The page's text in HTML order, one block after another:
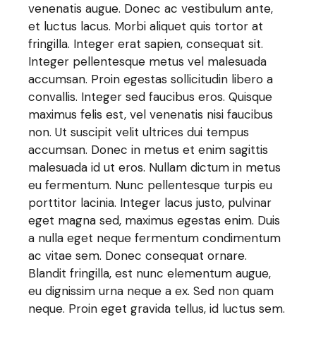
venenatis augue. Donec ac vestibulum ante,
et luctus lacus. Morbi aliquet quis tortor at
fringilla. Integer erat sapien, consequat sit.
Integer pellentesque metus vel malesuada
accumsan. Proin egestas sollicitudin libero a
convallis. Integer sed faucibus eros. Quisque
maximus felis est, vel venenatis nisi faucibus
non. Ut suscipit velit ultrices dui tempus
accumsan. Donec in metus et enim sagittis
malesuada id ut eros. Nullam dictum in metus
eu fermentum. Nunc pellentesque turpis eu
porttitor lacinia. Integer lacus justo, pulvinar
eget magna sed, maximus egestas enim. Duis
a nulla eget neque fermentum condimentum
ac vitae sem. Donec consequat ornare.
Blandit fringilla, est nunc elementum augue,
eu dignissim urna neque a ex. Sed non quam
neque. Proin eget gravida tellus, id luctus sem.